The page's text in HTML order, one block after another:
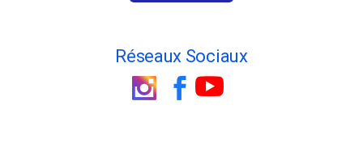
Réseaux Sociaux